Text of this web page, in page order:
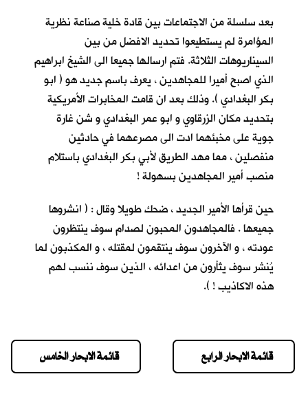
بعد سلسلة من الاجتماعات بين قادة خلية صناعة نظرية
المؤامرة لم يستطيعوا تحديد الافضل من بين
السيناريوهات الثلاثة. فتم ارسالها جميعا الى الشيخ ابراهيم
الذي اصبح أميرا للمجاهدين ، يعرف باسم جديد هو ( ابو
بكر البغدادي ). وذلك بعد ان قامت المخابرات الأمريكية
بتحديد مكان الزرقاوي و ابو عمر البغدادي و شن غارة
جوية على مخبئهما ادت الى مصرعهما في حادثين
منفصلين ، مما مهد الطريق لأبي بكر البغدادي باستلام
منصب أمير المجاهدين بسهولة !
حين قرأها الأمير الجديد ، ضحك طويلا وقال : ( انشروها
جميعها . فالمجاهدون المحبون لصدام سوف ينتظرون
عودته ، و الآخرون سوف ينتقمون لمقتله ، و المكذبون لما
يُنشر سوف يثأرون من اعدائه ، الذين سوف ننسب لهم
هذه الاكاذيب ! ).
قائمة الابحار الخامس قائمة الابحار الرابع